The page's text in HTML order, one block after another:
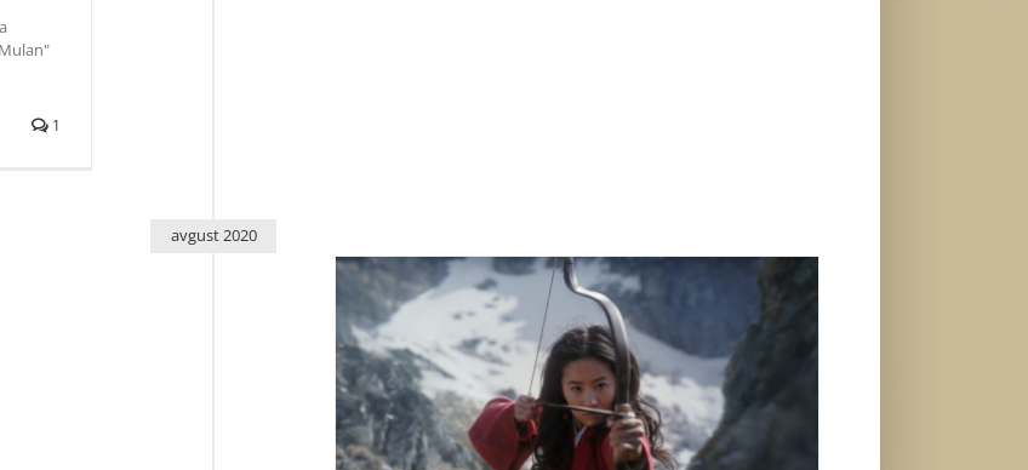
1
avgust 2020
Početak rada bioskopa uz prve blokbastere – „Novi mutanti“
i „Mulan“ od 3. i 10. septembra
Život i zabava